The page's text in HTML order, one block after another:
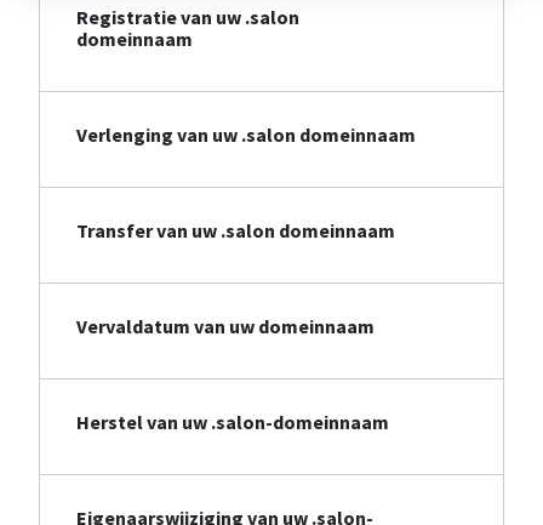
Registratie van uw .salon
domeinnaam
Verlenging van uw .salon domeinnaam
Transfer van uw .salon domeinnaam
Vervaldatum van uw domeinnaam
Herstel van uw .salon-domeinnaam
Eigenaarswijziging van uw .salon-